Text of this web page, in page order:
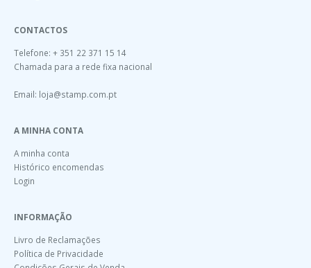
CONTACTOS
Telefone: + 351 22 371 15 14
Chamada para a rede fixa nacional
Email: loja@stamp.com.pt
A MINHA CONTA
A minha conta
Histórico encomendas
Login
INFORMAÇÃO
Livro de Reclamações
Política de Privacidade